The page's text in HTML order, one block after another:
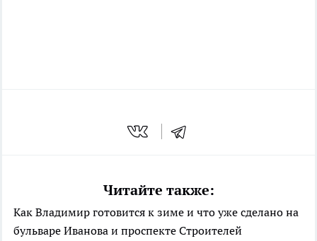
Читайте также:
Как Владимир готовится к зиме и что уже сделано на
бульваре Иванова и проспекте Строителей